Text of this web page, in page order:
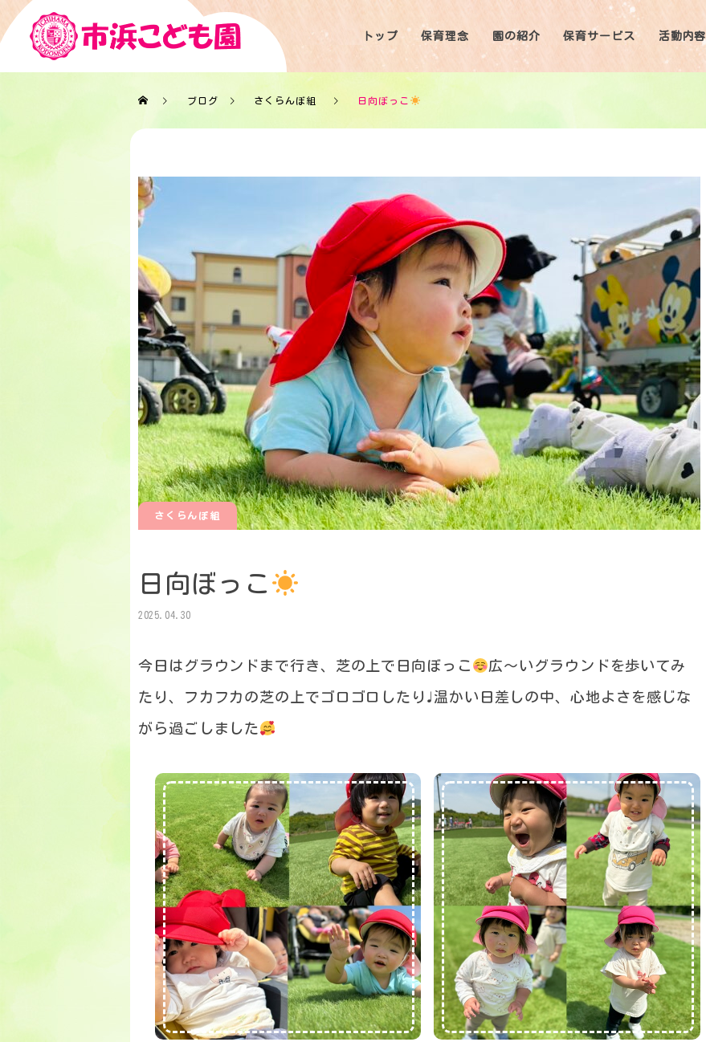
トップ 保育理念 園の紹介 保育サービス 活動内容
ブログ さくらんぼ組 日向ぼっこ
さくらんぼ組
日向ぼっこ
2025.04.30
今日はグラウンドまで行き、芝の上で日向ぼっこ 広〜いグラウンドを歩いてみ
たり、フカフカの芝の上でゴロゴロしたり♩温かい日差しの中、心地よさを感じな
がら過ごしました